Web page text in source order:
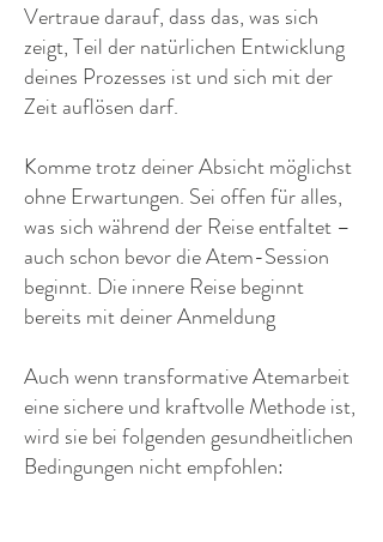
Vertraue darauf, dass das, was sich
zeigt, Teil der natürlichen Entwicklung
deines Prozesses ist und sich mit der
Zeit auflösen darf.
Komme trotz deiner Absicht möglichst
ohne Erwartungen. Sei offen für alles,
was sich während der Reise entfaltet –
auch schon bevor die Atem-Session
beginnt. Die innere Reise beginnt
bereits mit deiner Anmeldung
Auch wenn transformative Atemarbeit
eine sichere und kraftvolle Methode ist,
wird sie bei folgenden gesundheitlichen
Bedingungen nicht empfohlen: